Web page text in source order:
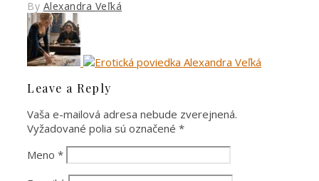
By Alexandra Veľká
Leave a Reply
Vaša e-mailová adresa nebude zverejnená.
Vyžadované polia sú označené *
Meno *